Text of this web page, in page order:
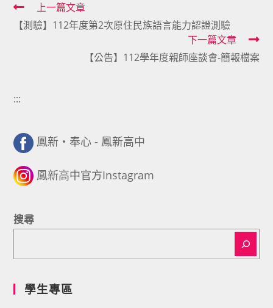
Read
more
上一篇文章
【測驗】112年度第2次原住民族語言能力認證測驗
下一篇文章
【公告】112學年度親師座談會-簡報檔案
:::
鳳新・奉心 - 鳳新高中
鳳新高中官方Instagram
搜尋
學生專區